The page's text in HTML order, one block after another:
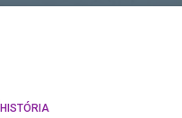
HISTÓRIA